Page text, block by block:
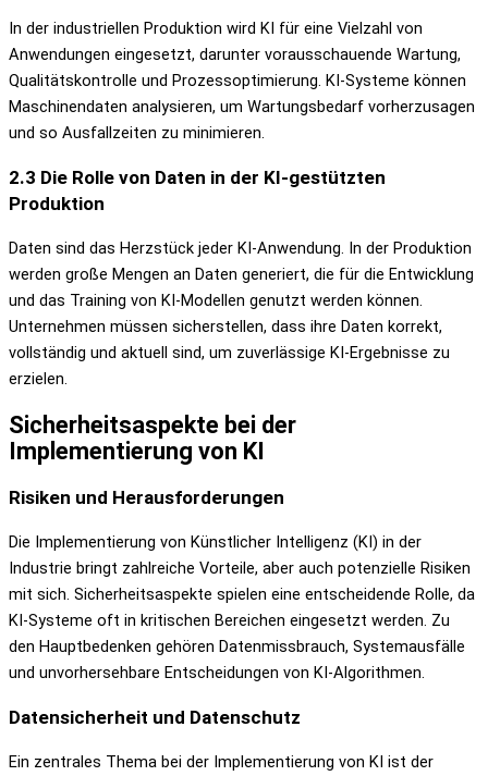
In der industriellen Produktion wird KI für eine Vielzahl von
Anwendungen eingesetzt, darunter vorausschauende Wartung,
Qualitätskontrolle und Prozessoptimierung. KI-Systeme können
Maschinendaten analysieren, um Wartungsbedarf vorherzusagen
und so Ausfallzeiten zu minimieren.
2.3 Die Rolle von Daten in der KI-gestützten
Produktion
Daten sind das Herzstück jeder KI-Anwendung. In der Produktion
werden große Mengen an Daten generiert, die für die Entwicklung
und das Training von KI-Modellen genutzt werden können.
Unternehmen müssen sicherstellen, dass ihre Daten korrekt,
vollständig und aktuell sind, um zuverlässige KI-Ergebnisse zu
erzielen.
Sicherheitsaspekte bei der
Implementierung von KI
Risiken und Herausforderungen
Die Implementierung von Künstlicher Intelligenz (KI) in der
Industrie bringt zahlreiche Vorteile, aber auch potenzielle Risiken
mit sich. Sicherheitsaspekte spielen eine entscheidende Rolle, da
KI-Systeme oft in kritischen Bereichen eingesetzt werden. Zu
den Hauptbedenken gehören Datenmissbrauch, Systemausfälle
und unvorhersehbare Entscheidungen von KI-Algorithmen.
Datensicherheit und Datenschutz
Ein zentrales Thema bei der Implementierung von KI ist der